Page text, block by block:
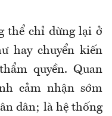
thể chỉ dừng lại ở
hay chuyển kiến
quyền. Quan
cảm nhận sớm
dân; là hệ thống